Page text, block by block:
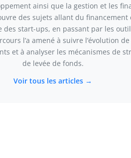
ainsi que la gestion et les
des sujets allant du financement
des start-ups, en passant par les
l’a amené à suivre l’évolution
et à analyser les mécanismes de
de levée de fonds.
Voir tous les articles →